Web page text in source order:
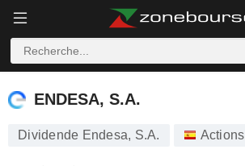
ENDESA, S.A.
ENDESA, S.A.
Dividende Endesa, S.A. Actions